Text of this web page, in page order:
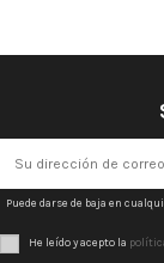
Puede darse de baja en
He leído y acepto la